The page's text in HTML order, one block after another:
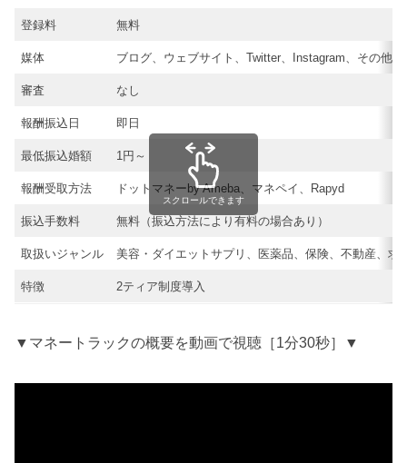
登録料 無料
媒体 ブログ、ウェブサイト、Twitter、Instagram、その他
審査 なし
報酬振込日 即日
最低振込婚額 1円～
報酬受取方法 ドットマネーby Ameba、マネペイ、Rapyd
振込手数料 無料（振込方法により有料の場合あり）
取扱いジャンル 美容・ダイエットサプリ、医薬品、保険、不動産、求
特徴 2ティア制度導入
スクロールできます
▼マネートラックの概要を動画で視聴［1分30秒］▼